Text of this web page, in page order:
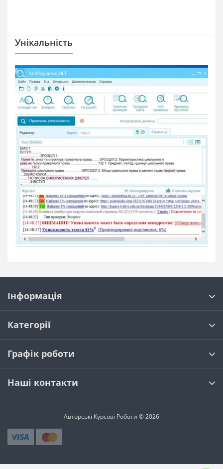
Унікальність
Інформація
Категорії
Графік роботи
Наші контакти
Авторські Курсові Роботи © 2026